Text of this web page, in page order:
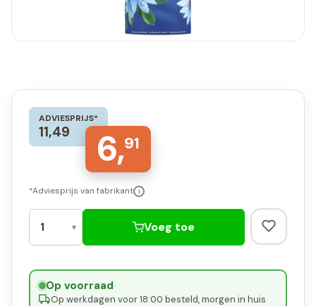
ADVIESPRIJS*
11,49 6,91
*Adviesprijs van fabrikant i
Voeg toe
Op voorraad·
Op werkdagen voor 18:00 besteld, morgen in huis